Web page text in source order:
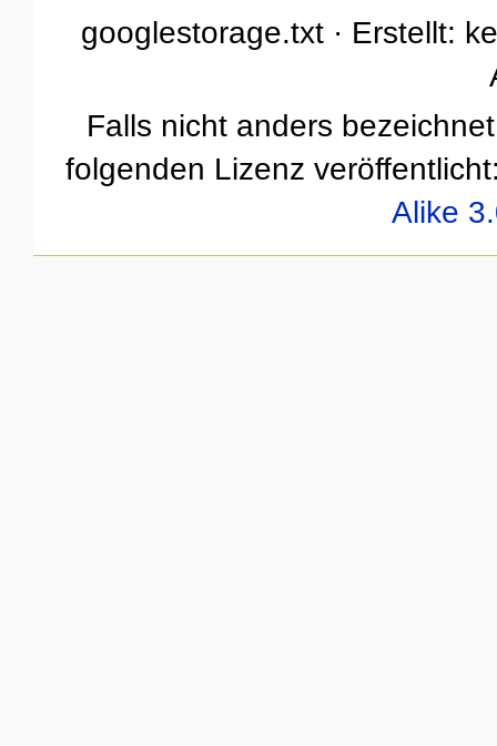
googlestorage.txt · Erstellt:
Falls nicht anders
folgenden Lizenz
Alike